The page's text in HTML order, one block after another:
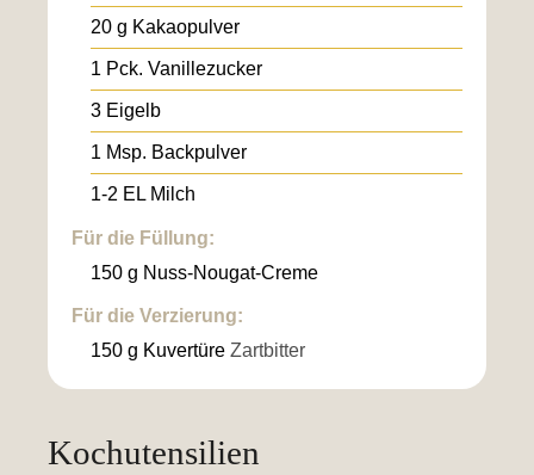
20 g Kakaopulver
1 Pck. Vanillezucker
3 Eigelb
1 Msp. Backpulver
1-2 EL Milch
Für die Füllung:
150 g Nuss-Nougat-Creme
Für die Verzierung:
150 g Kuvertüre Zartbitter
Kochutensilien